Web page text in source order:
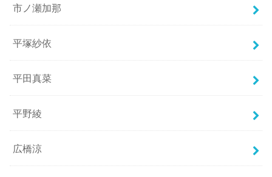
市ノ瀬加那
平塚紗依
平田真菜
平野綾
広橋涼